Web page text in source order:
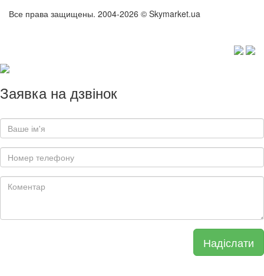
Все права защищены. 2004-2026 © Skymarket.ua
Заявка на дзвінок
Надіслати